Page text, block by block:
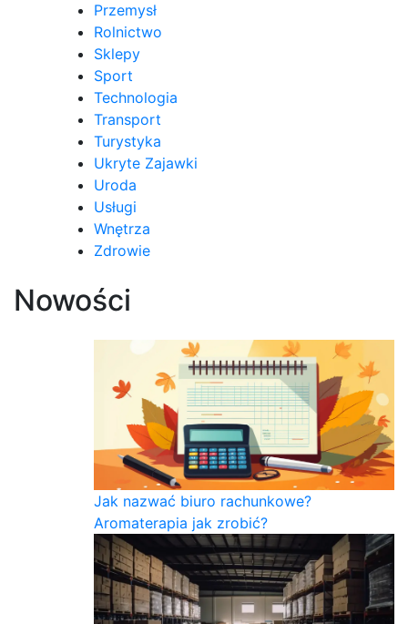
Przemysł
Rolnictwo
Sklepy
Sport
Technologia
Transport
Turystyka
Ukryte Zajawki
Uroda
Usługi
Wnętrza
Zdrowie
Nowości
Jak nazwać biuro rachunkowe?
Aromaterapia jak zrobić?